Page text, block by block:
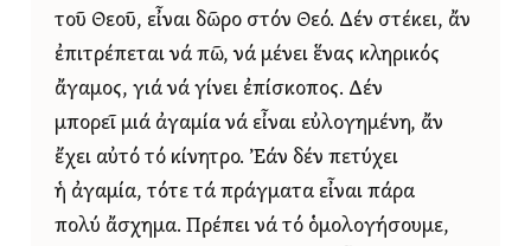
τοῦ Θεοῦ, εἶναι δῶρο στόν Θεό. Δέν στέκει, ἄν
ἐπιτρέπεται νά πῶ, νά μένει ἕνας κληρικός
ἄγαμος, γιά νά γίνει ἐπίσκοπος. Δέν
μπορεῖ μιά ἀγαμία νά εἶναι εὐλογημένη, ἄν
ἔχει αὐτό τό κίνητρο. Ἐάν δέν πετύχει
ἡ ἀγαμία, τότε τά πράγματα εἶναι πάρα
πολύ ἄσχημα. Πρέπει νά τό ὁμολογήσουμε,